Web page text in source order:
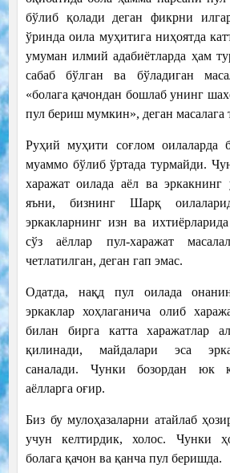
бўлиб қолади деган фикрни
ўринда оила муҳитига ниҳоятда
умуман илмий адабиётларда ҳам
сабаб бўлган ва бўладиган
«болага қачондан бошлаб унинг
пул бериш мумкин», деган масалага
Руҳий муҳити соғлом оилаларда
муаммо бўлиб ўртада турмайди.
харажат оилада аёл ва
яъни, бизнинг Шарқ
эркакларнинг изн ва
сўз аёллар пул-харажат
четлатилган, деган гап эмас.
Одатда, нақд пул оилада
эркаклар хоҳлаганича олиб
билан бирга катта харажатлар
қилинади, майдалари эса
саналади. Чунки бозордан юк
аёлларга оғир.
Биз бу мулоҳазаларни атайлаб
учун келтирдик, холос. Чунки
болага қачон ва қанча пул беришда.